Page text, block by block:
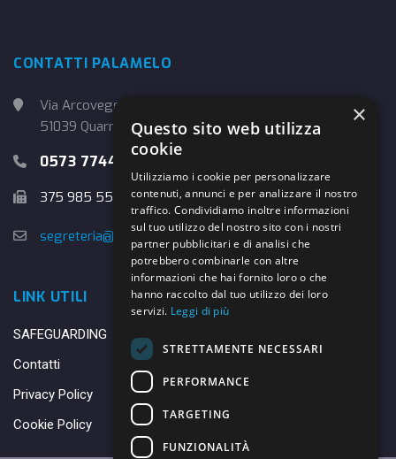
CONTATTI PALAMELO
Via Arcoveggio, 4
51039 Quarrata (PT)
0573 774457
375 985 5526
segreteria@danybasket.it
LINK UTILI
SAFEGUARDING
Contatti
Privacy Policy
Cookie Policy
×
Questo sito web utilizza
cookie
Utilizziamo i cookie per personalizzare
contenuti, annunci e per analizzare il nostro
traffico. Condividiamo inoltre informazioni
sul tuo utilizzo del nostro sito con i nostri
partner pubblicitari e di analisi che
potrebbero combinarle con altre
informazioni che hai fornito loro o che
hanno raccolto dal tuo utilizzo dei loro
servizi. Leggi di più
STRETTAMENTE NECESSARI
PERFORMANCE
TARGETING
FUNZIONALITÀ